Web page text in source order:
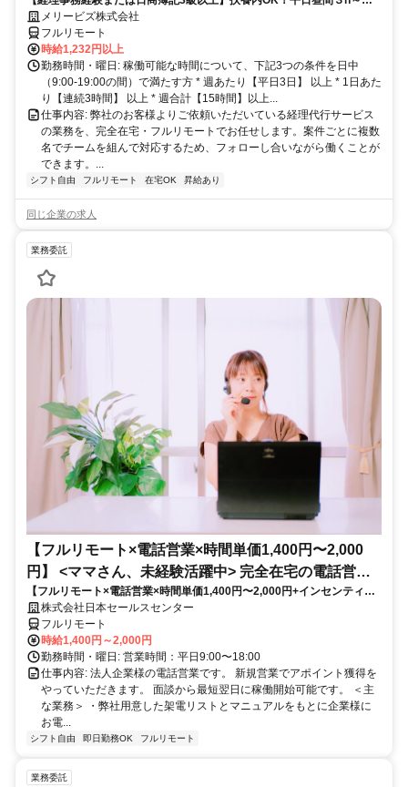
完全在宅で育児・介護中の方も大歓迎♪
メリービズ株式会社
フルリモート
時給1,232円以上
勤務時間・曜日: 稼働可能な時間について、下記3つの条件を日中
（9:00-19:00の間）で満たす方 * 週あたり【平日3日】 以上 * 1日あた
り【連続3時間】 以上 * 週合計【15時間】以上...
仕事内容: 弊社のお客様よりご依頼いただいている経理代行サービス
の業務を、完全在宅・フルリモートでお任せします。案件ごとに複数
名でチームを組んで対応するため、フォローし合いながら働くことが
できます。...
シフト自由 フルリモート 在宅OK 昇給あり
同じ企業の求人
業務委託
【フルリモート×電話営業×時間単価1,400円〜2,000
円】 <ママさん、未経験活躍中> 完全在宅の電話営業
で家庭と仕事の両立を実現
【フルリモート×電話営業×時間単価1,400円〜2,000円+インセンティブ
あり】 ＜ママさん、未経験活躍中＞ 完全在宅の電話営業で家庭と仕事の
両立を実現
株式会社日本セールスセンター
フルリモート
時給1,400円～2,000円
勤務時間・曜日: 営業時間：平日9:00〜18:00
仕事内容: 法人企業様の電話営業です。 新規営業でアポイント獲得を
やっていただきます。 面談から最短翌日に稼働開始可能です。 ＜主
な業務＞ ・弊社用意した架電リストとマニュアルをもとに企業様に
お電...
シフト自由 即日勤務OK フルリモート
業務委託